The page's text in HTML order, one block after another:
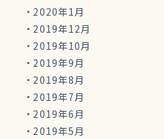
2020年1月
2019年12月
2019年10月
2019年9月
2019年8月
2019年7月
2019年6月
2019年5月